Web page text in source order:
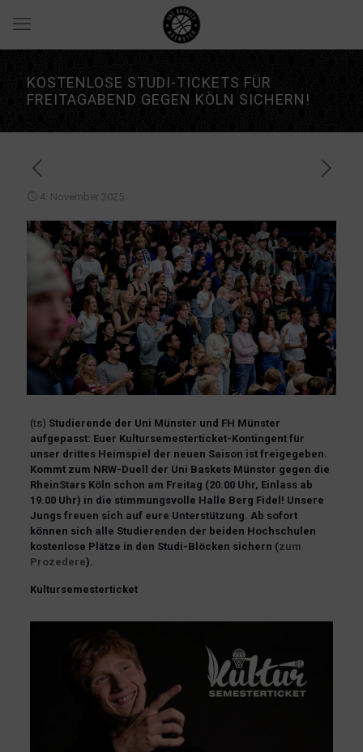
KOSTENLOSE STUDI-TICKETS FÜR
FREITAGABEND GEGEN KÖLN SICHERN!
4. November 2025
(ts) Studierende der Uni Münster und FH Münster
aufgepasst: Euer Kultursemesterticket-Kontingent für
unser drittes Heimspiel der neuen Saison ist freigegeben.
Kommt zum NRW-Duell der Uni Baskets Münster gegen die
RheinStars Köln schon am Freitag (20.00 Uhr, Einlass ab
19.00 Uhr) in die stimmungsvolle Halle Berg Fidel! Unsere
Jungs freuen sich auf eure Unterstützung. Ab sofort
können sich alle Studierenden der beiden Hochschulen
kostenlose Plätze in den Studi-Blöcken sichern (zum
Prozedere).
Kultursemesterticket